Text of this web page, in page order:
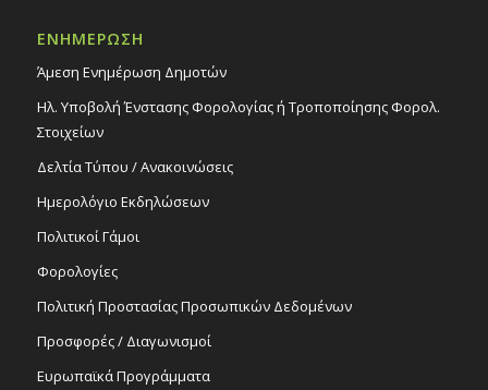
ΕΝΗΜΕΡΩΣΗ
Άμεση Ενημέρωση Δημοτών
Ηλ. Υποβολή Ένστασης Φορολογίας ή Τροποποίησης Φορολ.
Στοιχείων
Δελτία Τύπου / Ανακοινώσεις
Ημερολόγιο Εκδηλώσεων
Πολιτικοί Γάμοι
Φορολογίες
Πολιτική Προστασίας Προσωπικών Δεδομένων
Προσφορές / Διαγωνισμοί
Ευρωπαϊκά Προγράμματα